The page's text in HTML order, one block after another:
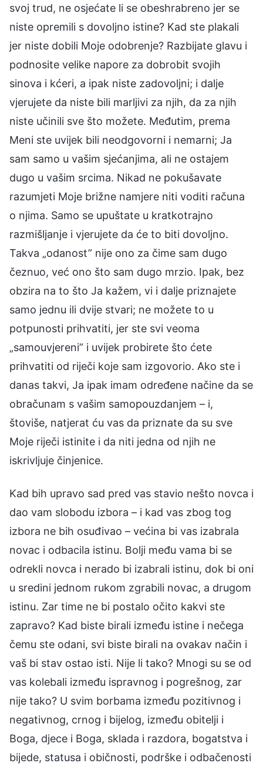
svoj trud, ne osjećate li se obeshrabreno jer se
niste opremili s dovoljno istine? Kad ste plakali
jer niste dobili Moje odobrenje? Razbijate glavu i
podnosite velike napore za dobrobit svojih
sinova i kćeri, a ipak niste zadovoljni; i dalje
vjerujete da niste bili marljivi za njih, da za njih
niste učinili sve što možete. Međutim, prema
Meni ste uvijek bili neodgovorni i nemarni; Ja
sam samo u vašim sjećanjima, ali ne ostajem
dugo u vašim srcima. Nikad ne pokušavate
razumjeti Moje brižne namjere niti voditi računa
o njima. Samo se upuštate u kratkotrajno
razmišljanje i vjerujete da će to biti dovoljno.
Takva „odanost” nije ono za čime sam dugo
čeznuo, već ono što sam dugo mrzio. Ipak, bez
obzira na to što Ja kažem, vi i dalje priznajete
samo jednu ili dvije stvari; ne možete to u
potpunosti prihvatiti, jer ste svi veoma
„samouvjereni” i uvijek probirete što ćete
prihvatiti od riječi koje sam izgovorio. Ako ste i
danas takvi, Ja ipak imam određene načine da se
obračunam s vašim samopouzdanjem – i,
štoviše, natjerat ću vas da priznate da su sve
Moje riječi istinite i da niti jedna od njih ne
iskrivljuje činjenice.
Kad bih upravo sad pred vas stavio nešto novca i
dao vam slobodu izbora – i kad vas zbog tog
izbora ne bih osuđivao – većina bi vas izabrala
novac i odbacila istinu. Bolji među vama bi se
odrekli novca i nerado bi izabrali istinu, dok bi oni
u sredini jednom rukom zgrabili novac, a drugom
istinu. Zar time ne bi postalo očito kakvi ste
zapravo? Kad biste birali između istine i nečega
čemu ste odani, svi biste birali na ovakav način i
vaš bi stav ostao isti. Nije li tako? Mnogi su se od
vas kolebali između ispravnog i pogrešnog, zar
nije tako? U svim borbama između pozitivnog i
negativnog, crnog i bijelog, između obitelji i
Boga, djece i Boga, sklada i razdora, bogatstva i
bijede, statusa i običnosti, podrške i odbačenosti